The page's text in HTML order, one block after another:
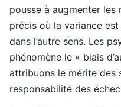
pousse à augmenter les
précis où la variance
dans l’autre sens. Les
phénomène le « biais
attribuons le mérite des
responsabilité des